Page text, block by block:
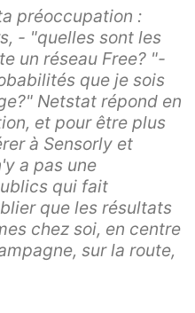
préoccupation :
- "quelles sont les
un réseau Free? "-
que je sois
Netstat répond en
et pour être plus
à Sensorly et
a pas une
qui fait
que les résultats
chez soi, en centre
sur la route,